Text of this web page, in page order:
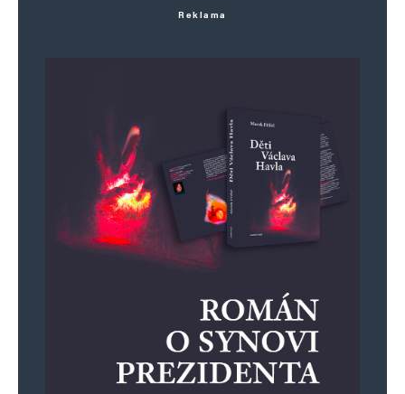
organizmus, stejně jako kouření, cizorodá látka,
která zatěžuje organizmus a nemoc může
spustit kdekoli v těle. je to kulturní noncenz….
hloubal
Elektromobil je natřený nazeleno. Nepočítáme
celé emise, říká expert
Reklama